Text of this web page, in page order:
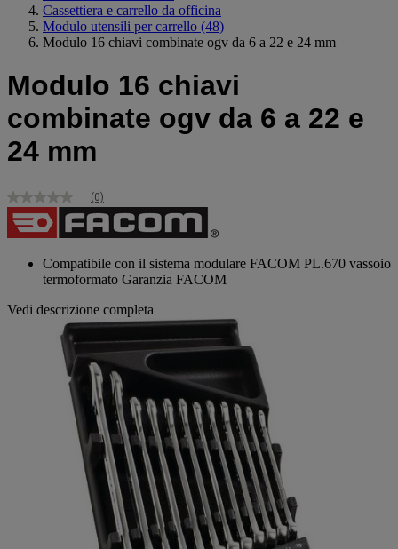
Cassettiera e carrello da officina
Modulo utensili per carrello (48)
Modulo 16 chiavi combinate ogv da 6 a 22 e 24 mm
Modulo 16 chiavi
combinate ogv da 6 a 22 e
24 mm
Nessuna
valutazione
Stesso
pagina.
(0)
Compatibile con il sistema modulare FACOM PL.670 vassoio
termoformato Garanzia FACOM
Vedi descrizione completa